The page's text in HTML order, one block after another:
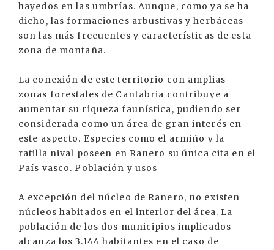
hayedos en las umbrías. Aunque, como ya se ha
dicho, las formaciones arbustivas y herbáceas
son las más frecuentes y características de esta
zona de montaña.
La conexión de este territorio con amplias
zonas forestales de Cantabria contribuye a
aumentar su riqueza faunística, pudiendo ser
considerada como un área de gran interés en
este aspecto. Especies como el armiño y la
ratilla nival poseen en Ranero su única cita en el
País vasco. Población y usos
A excepción del núcleo de Ranero, no existen
núcleos habitados en el interior del área. La
población de los dos municipios implicados
alcanza los 3.144 habitantes en el caso de